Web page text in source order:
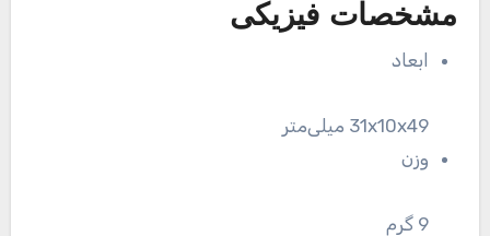
مشخصات فیزیکی
ابعاد
31x10x49 میلی‌متر
وزن
9 گرم